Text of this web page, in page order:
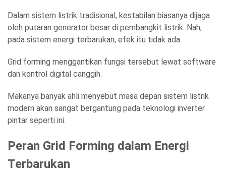
Dalam sistem listrik tradisional, kestabilan biasanya dijaga
oleh putaran generator besar di pembangkit listrik. Nah,
pada sistem energi terbarukan, efek itu tidak ada.
Grid forming menggantikan fungsi tersebut lewat software
dan kontrol digital canggih.
Makanya banyak ahli menyebut masa depan sistem listrik
modern akan sangat bergantung pada teknologi inverter
pintar seperti ini.
Peran Grid Forming dalam Energi
Terbarukan